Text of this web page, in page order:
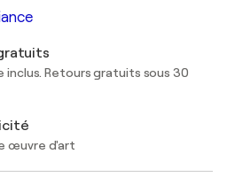
inclus. Retours gratuits sous 30
œuvre d'art